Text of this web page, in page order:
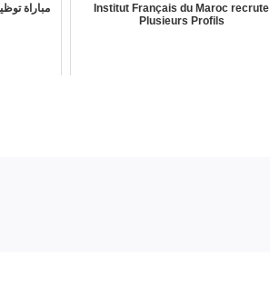
Institut Français du Maroc recrute
Plusieurs Profils